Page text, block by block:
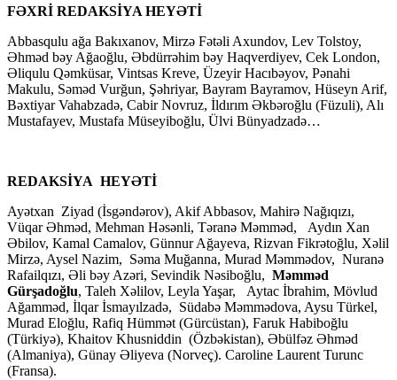
FƏXRİ REDAKSİYA HEYƏTİ
Abbasqulu ağa Bakıxanov, Mirzə Fətəli Axundov, Lev Tolstoy,
Əhməd bəy Ağaoğlu, Əbdürrəhim bəy Haqverdiyev, Cek London,
Əliqulu Qəmküsar, Vintsas Kreve, Üzeyir Hacıbəyov, Pənahi
Makulu, Səməd Vurğun, Şəhriyar, Bayram Bayramov, Hüseyn Arif,
Bəxtiyar Vahabzadə, Cabir Novruz, İldırım Əkbəroğlu (Füzuli), Alı
Mustafayev, Mustafa Müseyiboğlu, Ülvi Bünyadzadə…
REDAKSİYA HEYƏTİ
Ayətxan Ziyad (İsgəndərov), Akif Abbasov, Mahirə Nağıqızı,
Vüqar Əhməd, Mehman Həsənli, Təranə Məmməd, Aydın Xan
Əbilov, Kamal Camalov, Günnur Ağayeva, Rizvan Fikrətoğlu, Xəlil
Mirzə, Aysel Nazim, Səma Muğanna, Murad Məmmədov, Nuranə
Rafailqızı, Əli bəy Azəri, Sevindik Nəsiboğlu, Məmməd
Gürşadoğlu, Taleh Xəlilov, Leyla Yaşar, Aytac İbrahim, Mövlud
Ağamməd, İlqar İsmayılzadə, Südabə Məmmədova, Aysu Türkel,
Murad Eloğlu, Rafiq Hümmət (Gürcüstan), Faruk Habiboğlu
(Türkiyə), Khaitov Khusniddin (Özbəkistan), Əbülfəz Əhməd
(Almaniya), Günay Əliyeva (Norveç). Caroline Laurent Turunc
(Fransa).